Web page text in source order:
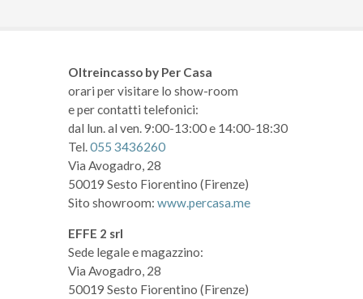
Oltreincasso by Per Casa
orari per visitare lo show-room
e per contatti telefonici:
dal lun. al ven. 9:00-13:00 e 14:00-18:30
Tel.055 3436260
Via Avogadro, 28
50019 Sesto Fiorentino (Firenze)
Sito showroom: www.percasa.me
EFFE 2 srl
Sede legale e magazzino:
Via Avogadro, 28
50019 Sesto Fiorentino (Firenze)